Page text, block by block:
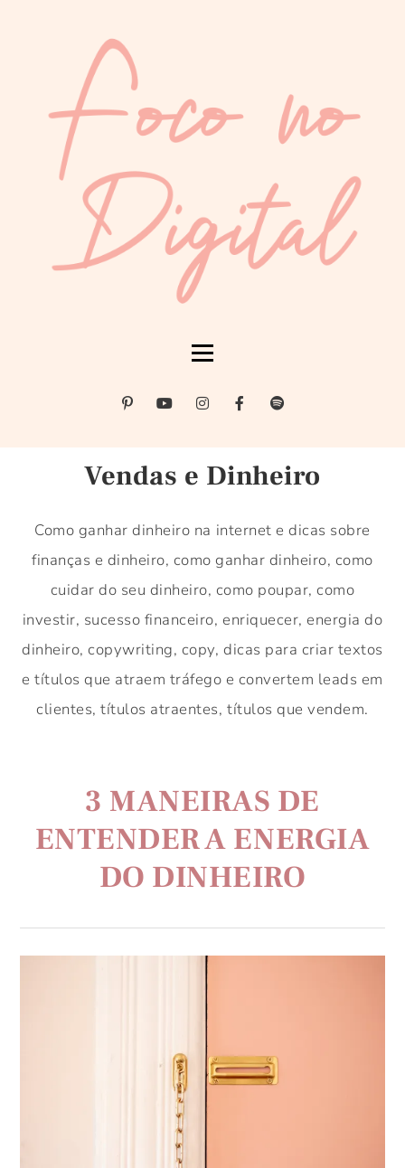
Vendas e Dinheiro
Como ganhar dinheiro na internet e dicas sobre
finanças e dinheiro, como ganhar dinheiro, como
cuidar do seu dinheiro, como poupar, como
investir, sucesso financeiro, enriquecer,energia do
dinheiro, copywriting, copy, dicas para criar textos
e títulos que atraem tráfego e convertem leads em
clientes, títulos atraentes, títulos que vendem.
3 MANEIRAS DE
ENTENDER A ENERGIA
DO DINHEIRO